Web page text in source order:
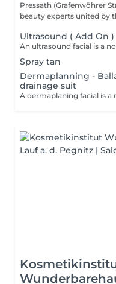
Pressath (Grafenwöhrer
beauty experts united by
Ultrasound ( Add On )
Spray tan
Dermaplanning -
drainage suit